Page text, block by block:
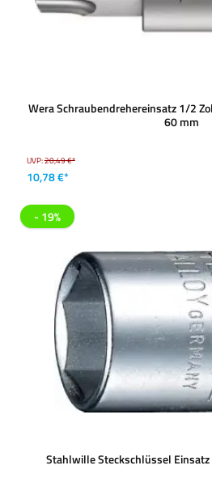
Wera Schraubendrehereinsatz 1/2
60 mm
UVP:20,49 €*
10,78 €*
- 19%
Stahlwille Steckschlüssel